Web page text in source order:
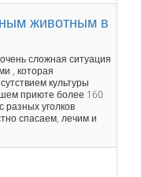
животным в
сложная ситуация
, которая
культуры
приюте более 160
разных уголков
спасаем, лечим и